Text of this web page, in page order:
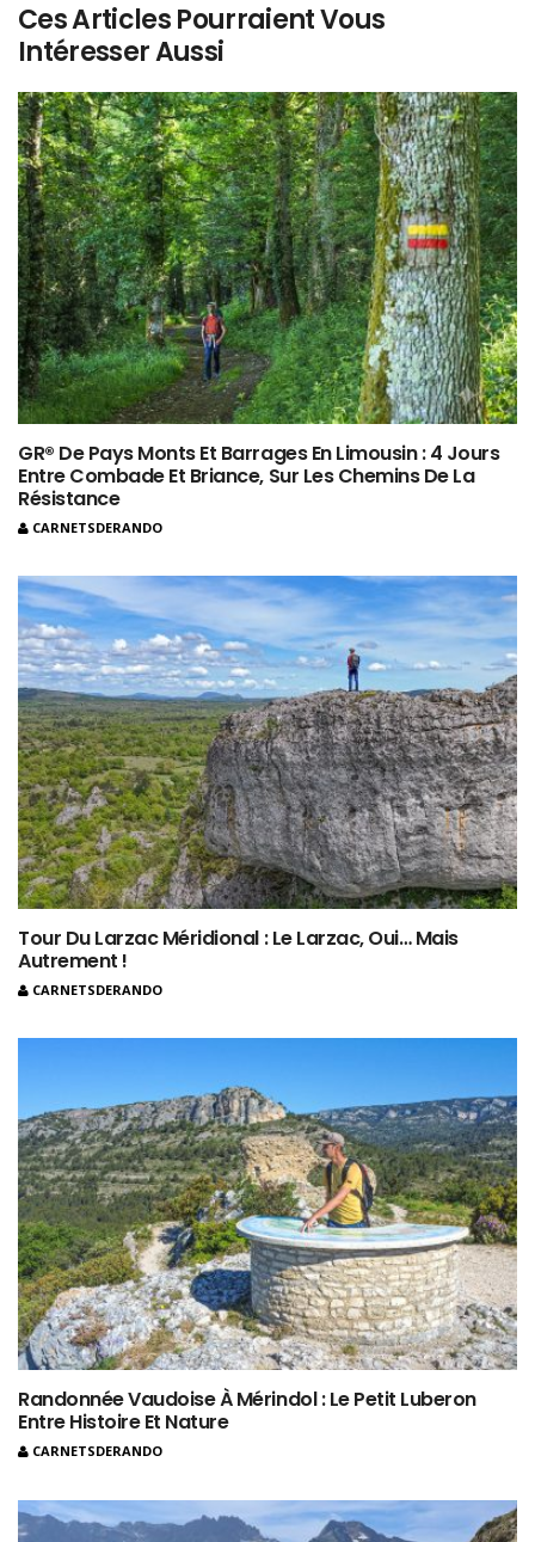
Ces Articles Pourraient Vous
Intéresser Aussi
GR® De Pays Monts Et Barrages En Limousin : 4 Jours
Entre Combade Et Briance, Sur Les Chemins De La
Résistance
CARNETSDERANDO
Tour Du Larzac Méridional : Le Larzac, Oui… Mais
Autrement !
CARNETSDERANDO
Randonnée Vaudoise À Mérindol : Le Petit Luberon
Entre Histoire Et Nature
CARNETSDERANDO